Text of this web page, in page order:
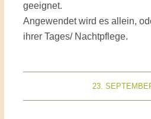
geeignet.
Angewendet wird es allein,
ihrer Tages/ Nachtpflege.
23.